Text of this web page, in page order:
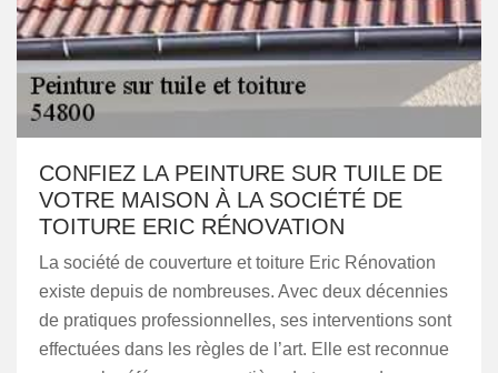
CONFIEZ LA PEINTURE SUR TUILE DE
VOTRE MAISON À LA SOCIÉTÉ DE
TOITURE ERIC RÉNOVATION
La société de couverture et toiture Eric Rénovation
existe depuis de nombreuses. Avec deux décennies
de pratiques professionnelles, ses interventions sont
effectuées dans les règles de l’art. Elle est reconnue